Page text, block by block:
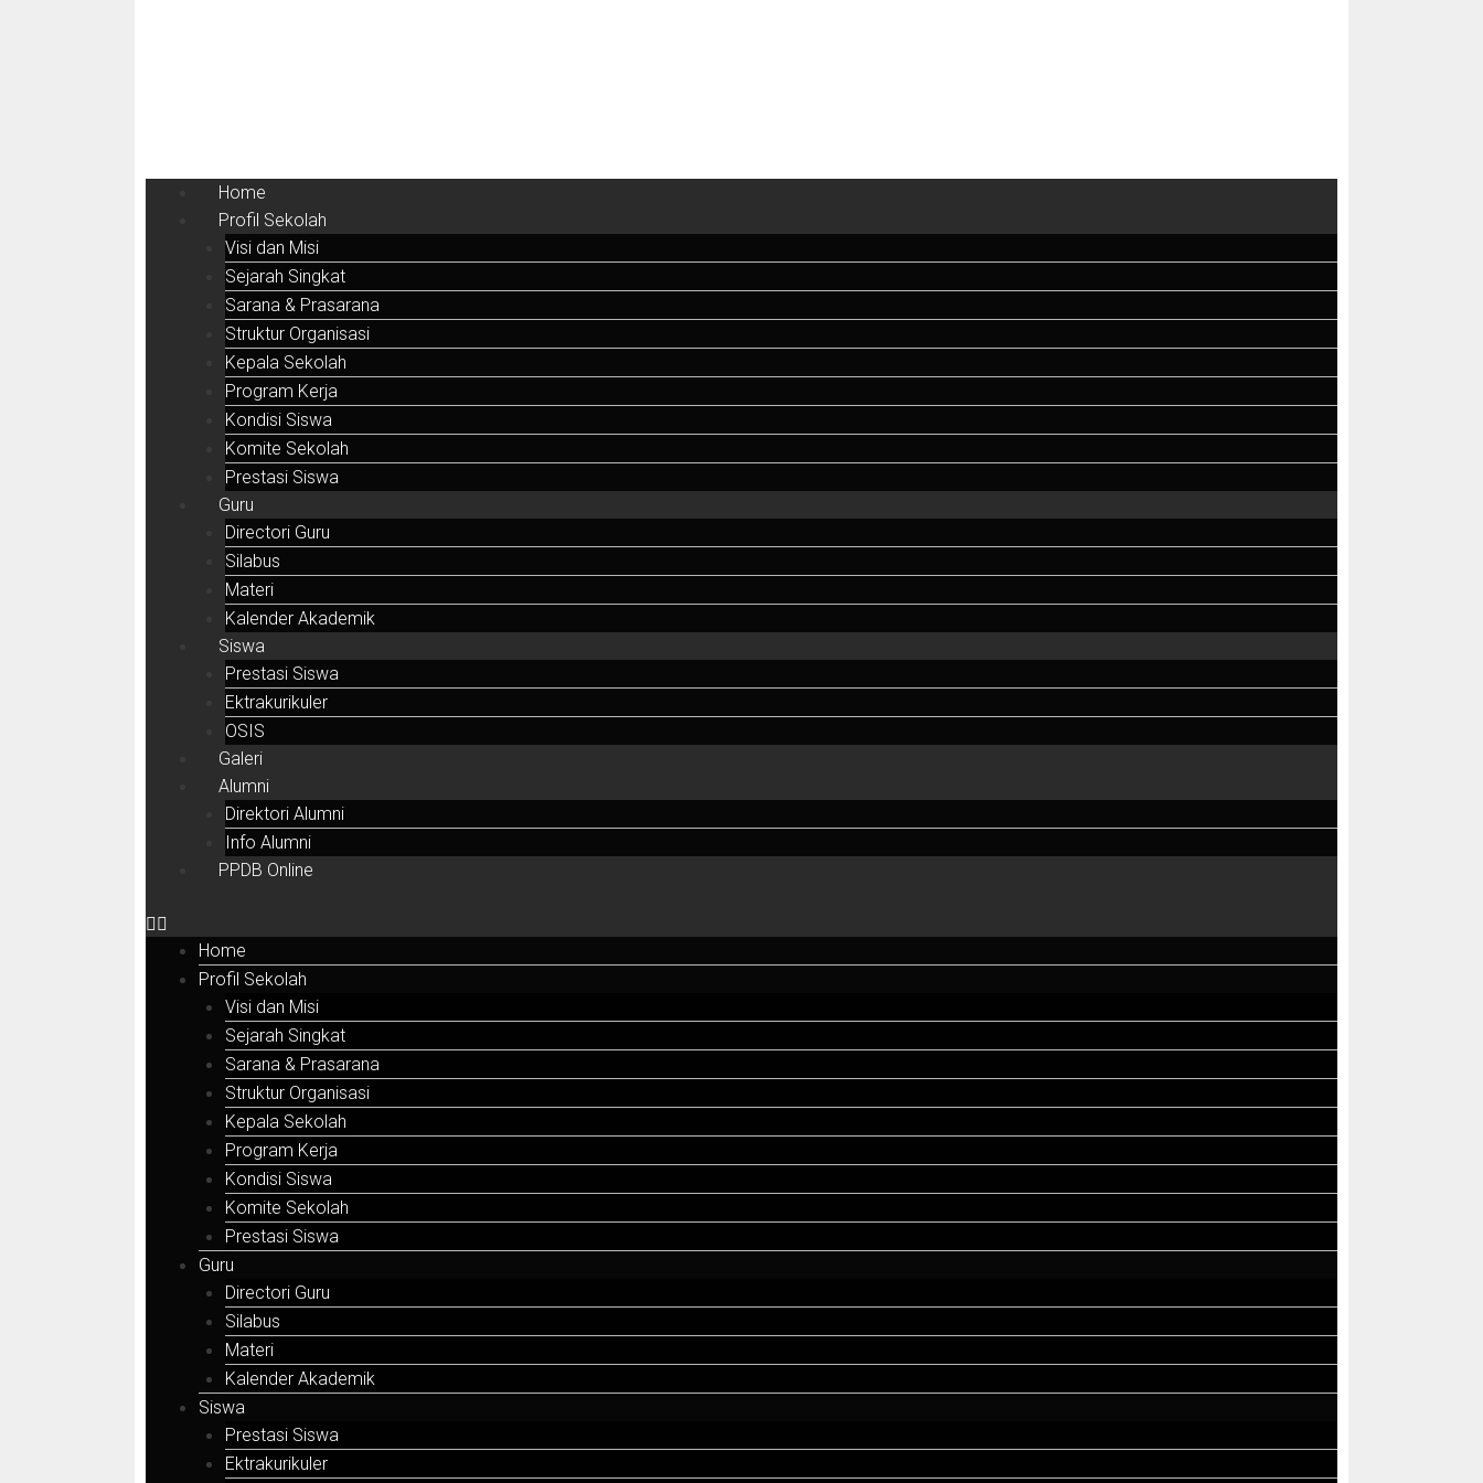
Home
Profil Sekolah
Visi dan Misi
Sejarah Singkat
Sarana & Prasarana
Struktur Organisasi
Kepala Sekolah
Program Kerja
Kondisi Siswa
Komite Sekolah
Prestasi Siswa
Guru
Directori Guru
Silabus
Materi
Kalender Akademik
Siswa
Prestasi Siswa
Ektrakurikuler
OSIS
Galeri
Alumni
Direktori Alumni
Info Alumni
PPDB Online
Home
Profil Sekolah
Visi dan Misi
Sejarah Singkat
Sarana & Prasarana
Struktur Organisasi
Kepala Sekolah
Program Kerja
Kondisi Siswa
Komite Sekolah
Prestasi Siswa
Guru
Directori Guru
Silabus
Materi
Kalender Akademik
Siswa
Prestasi Siswa
Ektrakurikuler